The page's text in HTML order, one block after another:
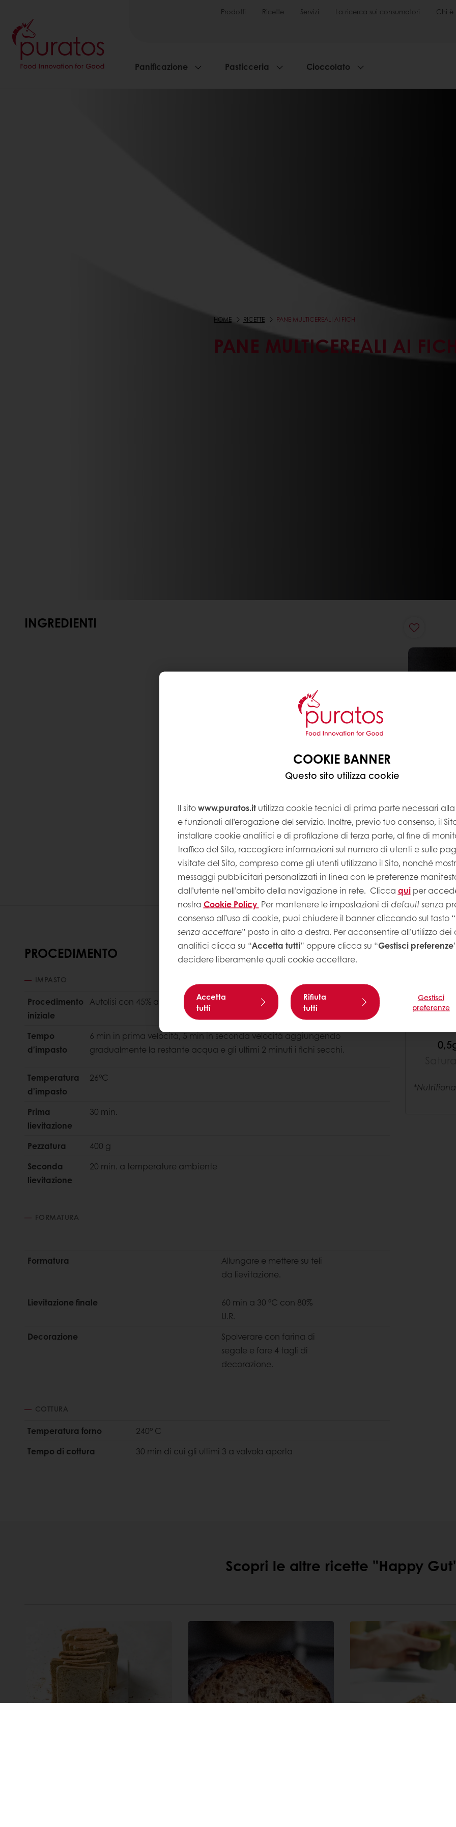
Prodotti Ricette Servizi La ricerca sui consumatori Chi è
Panificazione Pasticceria Cioccolato
HOME RICETTE PANE MULTICEREALI AI FICHI
PANE MULTICEREALI AI
INGREDIENTI
PROCEDIMENTO
IMPASTO
Procedimento
iniziale
Autolisi con 45% acqua.
Tempo
d’impasto
6 min in prima velocità, 5 min in seconda velocità aggiungendo
gradualmente la restante acqua e gli ultimi 2 minuti i fichi secchi.
Temperatura
d’impasto
26°C
Prima
lievitazione
30 min.
Pezzatura
400 g
Seconda
lievitazione
20 min. a temperature ambiente
FORMATURA
Formatura
Allungare e mettere su teli
da lievitazione.
Lievitazione finale
60 min a 30 °C con 80%
U.R.
Decorazione
Spolverare con farina di
segale e fare 4 tagli di
decorazione.
COTTURA
Temperatura forno
240° C
Tempo di cottura
30 min di cui gli ultimi 3 a valvola aperta
Scopri le altre ricette "Happy
COOKIE BANNER
Questo sito utilizza cookie
Il sitowww.puratos.itutilizza cookie tecnici di prima parte necessari
e funzionali all’erogazione del servizio. Inoltre, previo tuo consenso, il
installare cookie analitici e di profilazione di terza parte, al fine di
traffico del Sito, raccogliere informazioni sul numero di utenti e sulle
visitate del Sito, compreso come gli utenti utilizzano il Sito, nonché
messaggi pubblicitari personalizzati in linea con le preferenze
dall’utente nell’ambito della navigazione in rete. Clicca quiper
nostra Cookie Policy Per mantenere le impostazioni di defaultsenza
consenso all’uso di cookie, puoi chiudere il banner cliccando sul tasto “
senza accettare” posto in alto a destra. Per acconsentire all’utilizzo dei
analitici clicca su “Accetta tutti” oppure clicca su “Gestisci preferenze
decidere liberamente quali cookie accettare.
Accetta
tutti
Rifiuta
tutti
Gestisci
preferenze